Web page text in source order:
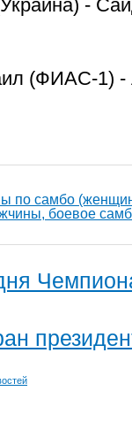
-
(ФИАС-1)
по самбо
боевое